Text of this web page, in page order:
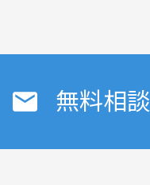
無料相談